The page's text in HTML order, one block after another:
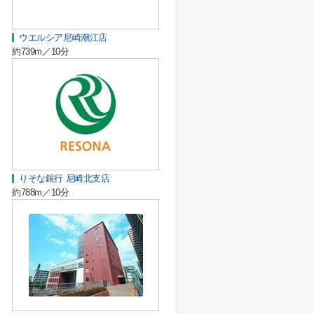
ウエルシア尼崎潮江店
約739m／10分
りそな銀行 尼崎北支店
約788m／10分